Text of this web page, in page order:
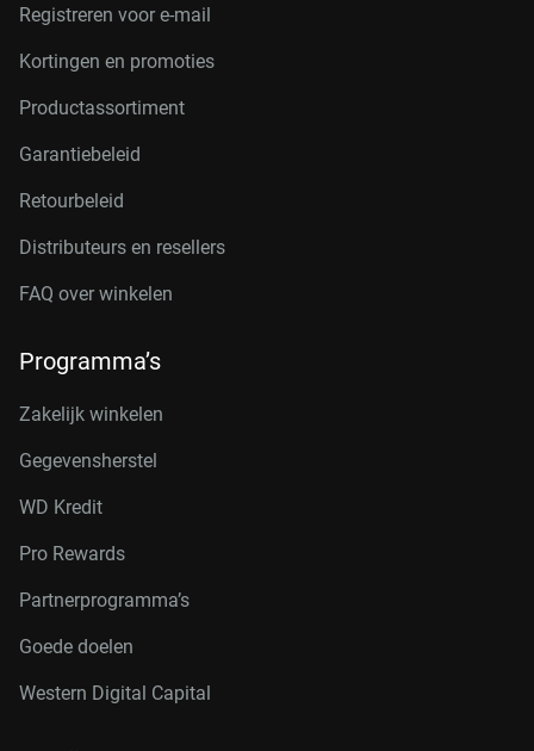
Registreren voor e-mail
Kortingen en promoties
Productassortiment
Garantiebeleid
Retourbeleid
Distributeurs en resellers
FAQ over winkelen
Programma’s
Zakelijk winkelen
Gegevensherstel
WD Kredit
Pro Rewards
Partnerprogramma’s
Goede doelen
Western Digital Capital